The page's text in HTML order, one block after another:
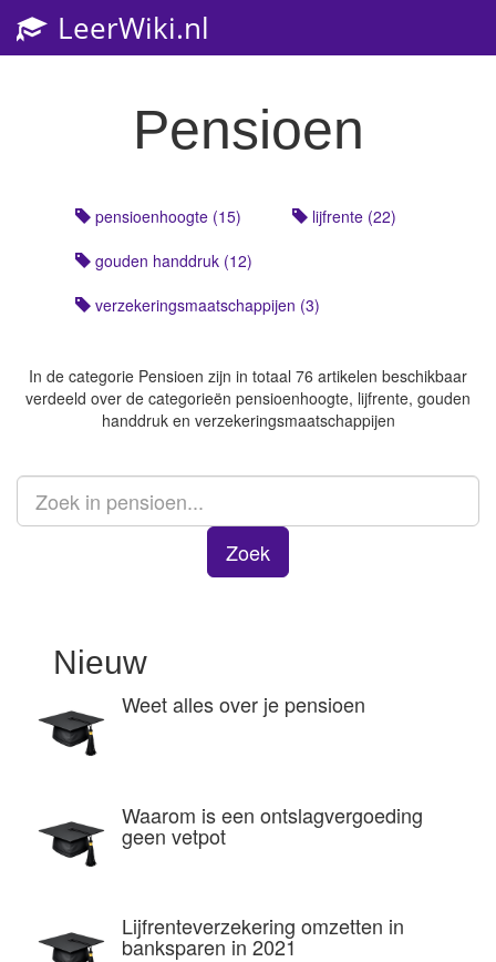
LeerWiki.nl
Pensioen
pensioenhoogte (15)
lijfrente (22)
gouden handdruk (12)
verzekeringsmaatschappijen (3)
In de categorie Pensioen zijn in totaal 76 artikelen beschikbaar
verdeeld over de categorieën pensioenhoogte, lijfrente, gouden
handdruk en verzekeringsmaatschappijen
Zoek
Nieuw
Weet alles over je pensioen
Waarom is een ontslagvergoeding
geen vetpot
Lijfrenteverzekering omzetten in
banksparen in 2021